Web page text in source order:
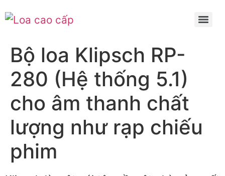
Bộ loa Klipsch RP-
280 (Hệ thống 5.1)
cho âm thanh chất
lượng như rạp chiếu
phim